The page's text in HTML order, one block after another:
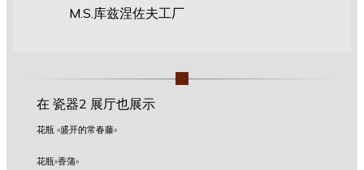
M.S.库兹涅佐夫工厂
在 瓷器2 展厅也展示
花瓶 «盛开的常春藤»
花瓶«香蒲»